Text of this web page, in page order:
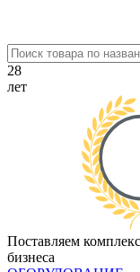
28
лет
Поставляем
бизнеса